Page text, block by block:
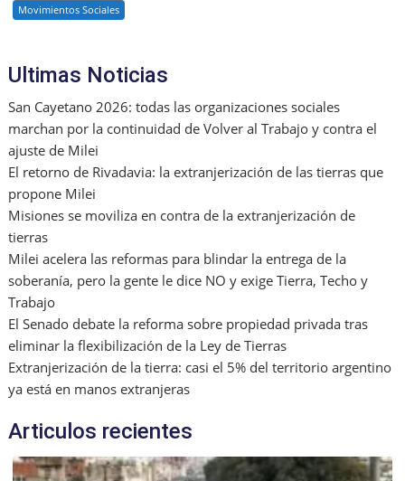
Movimientos Sociales
Ultimas Noticias
San Cayetano 2026: todas las organizaciones sociales
marchan por la continuidad de Volver al Trabajo y contra el
ajuste de Milei
El retorno de Rivadavia: la extranjerización de las tierras que
propone Milei
Misiones se moviliza en contra de la extranjerización de
tierras
Milei acelera las reformas para blindar la entrega de la
soberanía, pero la gente le dice NO y exige Tierra, Techo y
Trabajo
El Senado debate la reforma sobre propiedad privada tras
eliminar la flexibilización de la Ley de Tierras
Extranjerización de la tierra: casi el 5% del territorio argentino
ya está en manos extranjeras
Articulos recientes